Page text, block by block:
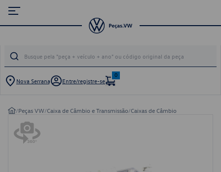
Nova Serrana Entre/registre-se
0
/Peças VW/Caixa de Câmbio e Transmissão/Caixas de Câmbio